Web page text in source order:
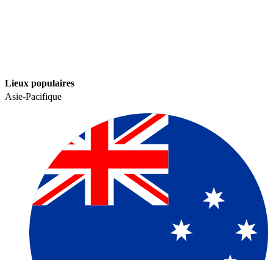
Lieux populaires​​
Asie-Pacifique​​